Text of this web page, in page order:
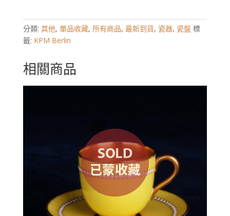
分類: 其他, 單品收藏, 所有商品, 最新到貨, 瓷器, 瓷盤 標
籤: KPM Berlin
相關商品